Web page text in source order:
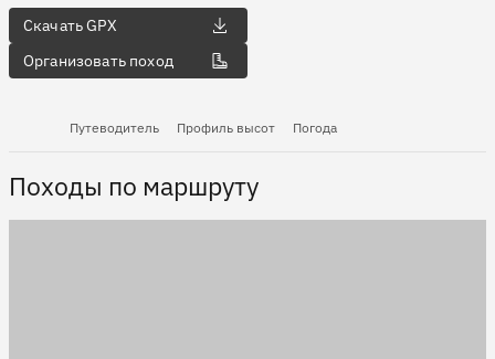
Скачать GPX
Организовать поход
Путеводитель Профиль высот Погода
Походы по маршруту